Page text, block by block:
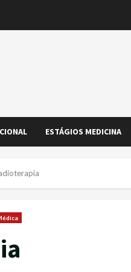
ESTÁGIOS MEDICINA